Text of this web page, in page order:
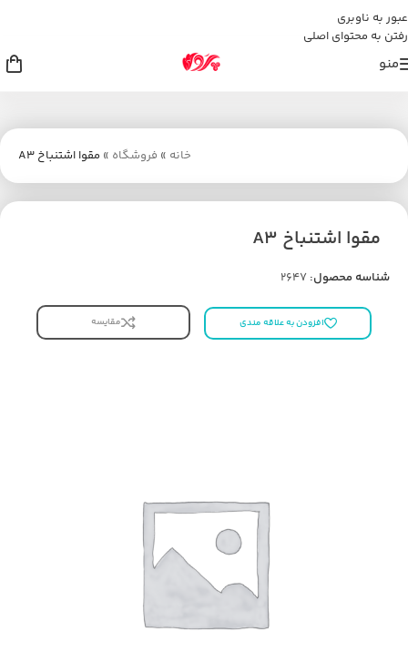
عبور به ناوبری
رفتن به محتوای اصلی
منو
خانه » فروشگاه » مقوا اشتنباخ A3
مقوا اشتنباخ A3
شناسه محصول: 2647
افزودن به علاقه مندی مقایسه